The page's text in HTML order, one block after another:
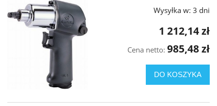
Wysyłka w: 3 dni
1 212,14 zł
Cena netto: 985,48 zł
DO KOSZYKA